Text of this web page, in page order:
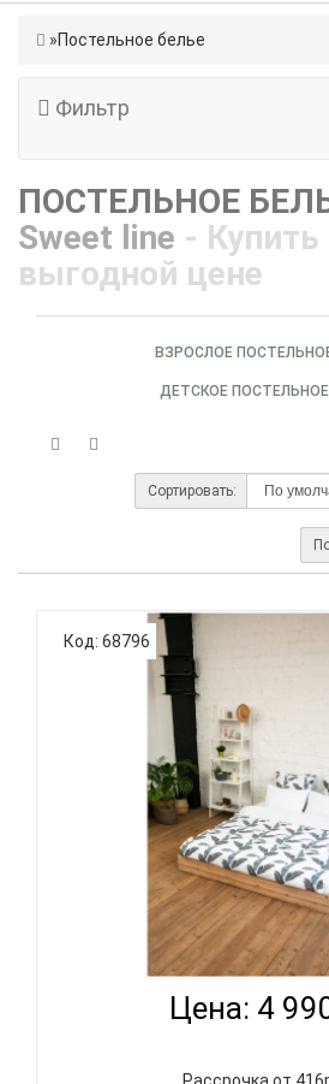
Постельное белье
Фильтр
ПОСТЕЛЬНОЕ
Sweet line - Купить
выгодной цене
ВЗРОСЛОЕ
ДЕТСКОЕ
Сортировать:
Код: 68796
PANACOTTI SWEET LINE
Цена: 4
Рассрочка от